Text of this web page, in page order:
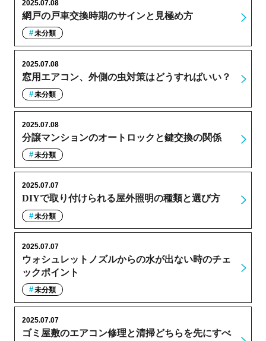
網戸の戸車交換時期のサインと見極め方
2025.07.08
未分類
窓用エアコン、外側の虫対策はどうすればいい？
2025.07.08
未分類
分譲マンションのオートロックと鍵交換の関係
2025.07.08
未分類
DIYで取り付けられる屋外照明の種類と選び方
2025.07.07
未分類
ウォシュレットノズルからの水が出ない時のチェ
ックポイント
2025.07.07
未分類
ゴミ屋敷のエアコン修理と清掃どちらを先にすべ
2025.07.07